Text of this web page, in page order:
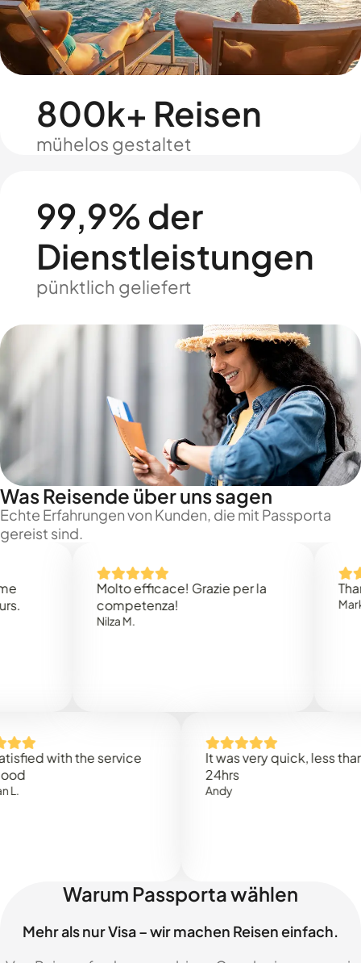
800k+ Reisen
mühelos gestaltet
99,9% der
Dienstleistungen
pünktlich geliefert
Was Reisende über uns sagen
Echte Erfahrungen von Kunden, die mit Passporta
gereist sind.
Molto efficace! Grazie per la
competenza!
Thank
with the service
It was very quick, less than
Warum Passporta wählen
Mehr als nur Visa – wir machen Reisen einfach.